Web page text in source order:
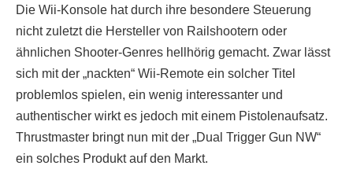
Die Wii-Konsole hat durch ihre besondere Steuerung
nicht zuletzt die Hersteller von Railshootern oder
ähnlichen Shooter-Genres hellhörig gemacht. Zwar lässt
sich mit der „nackten“ Wii-Remote ein solcher Titel
problemlos spielen, ein wenig interessanter und
authentischer wirkt es jedoch mit einem Pistolenaufsatz.
Thrustmaster bringt nun mit der „Dual Trigger Gun NW“
ein solches Produkt auf den Markt.